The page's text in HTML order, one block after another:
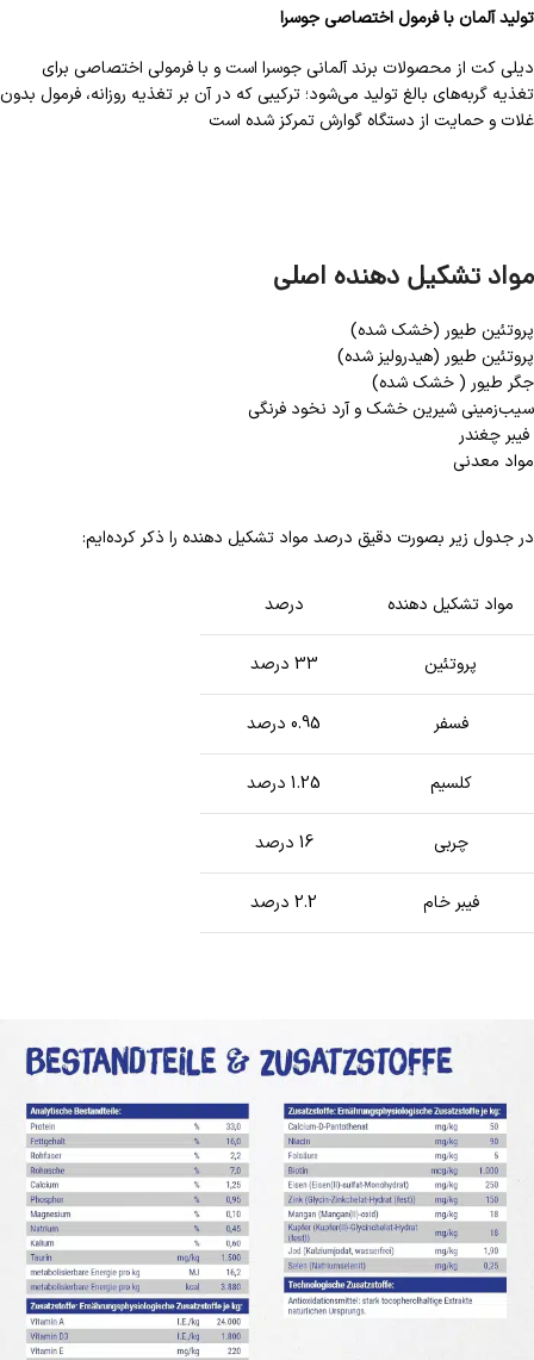
تولید آلمان با فرمول اختصاصی جوسرا
دیلی کت از محصولات برند آلمانی جوسرا است و با فرمولی اختصاصی برای
تغذیه گربه‌های بالغ تولید می‌شود؛ ترکیبی که در آن بر تغذیه روزانه، فرمول بدون
غلات و حمایت از دستگاه گوارش تمرکز شده است
مواد تشکیل دهنده اصلی
پروتئین طیور (خشک شده)
پروتئین طیور (هیدرولیز شده)
جگر طیور ( خشک شده)
سیب‌زمینی شیرین خشک و آرد نخود فرنگی
فیبر چغندر
مواد معدنی
در جدول زیر بصورت دقیق درصد مواد تشکیل دهنده را ذکر کرده‌ایم:
مواد تشکیل دهنده درصد
پروتئین 33 درصد
فسفر 0.95 درصد
کلسیم 1.25 درصد
چربی 16 درصد
فیبر خام 2.2 درصد